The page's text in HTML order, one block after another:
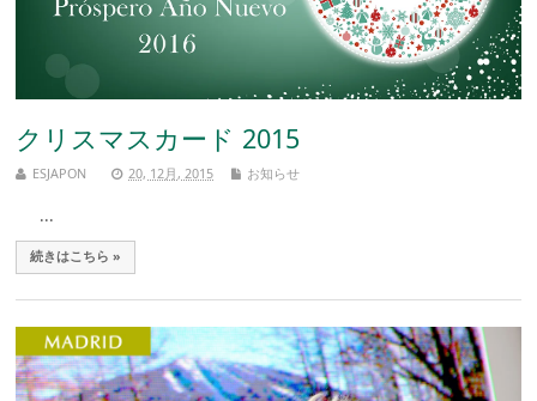
クリスマスカード 2015
ESJAPON 20, 12月, 2015 お知らせ
...
続きはこちら »